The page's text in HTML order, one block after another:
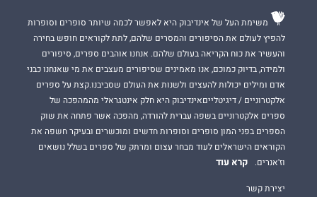
משימת העל של אינדיבוק היא לאפשר לכמה שיותר סופרים וסופרות
להפיץ לעולם את הסיפורים והמסרים שלהם, לתת לקוראים חופש בחירה
והעשיר את כוח הקריאה בעולם שלהם. אנחנו אוהבים ספרים, סיפורים
ולמידה, בדיוק כמוכם, אנו מאמינים שסיפורים מעצבים את מי שאנחנו כבני
אדם ומילים יכולות להעצים ולשנות את העולם שסביבנו.קצת על ספרים
אלקטרוניים / דיגיטלייםאינדיבוק היא חלק אינטגראלי מהמהפכה של
ספרים אלקטרוניים בשפה עברית להורדה, מהפכה אשר פתחה את שוק
הספרים בפני המון סופרים וסופרות חדשים ומוכשרים ובעיקר חשפה את
הקוראים הישראלים לעוד מבחר עצום ומרתק של ספרים בשלל נושאים
וז'אנרים.
קרא עוד
יצירת קשר